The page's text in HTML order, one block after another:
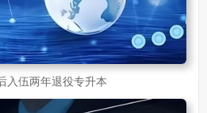
入伍两年退役专升本